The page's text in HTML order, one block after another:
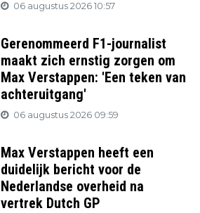
06 augustus 2026 10:57
Gerenommeerd F1-journalist
maakt zich ernstig zorgen om
Max Verstappen: 'Een teken van
achteruitgang'
06 augustus 2026 09:59
Max Verstappen heeft een
duidelijk bericht voor de
Nederlandse overheid na
vertrek Dutch GP